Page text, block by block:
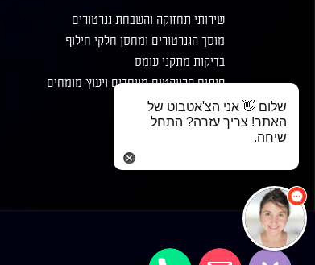
שירותי תחזוקה והשבחת גנרטורים
מוסך הגנרטורים ומחסן חלקי חילוף
בדיקות מתקני עומס
פיתוח פרויקטים מיוחדים ויעוץ מומחים
סנכרון ולוחות בקרה
מחלקת השכרות
שלום 👋 אני הצ'אטבוט של
האתר! צריך עזרה? התחל
שיחה.